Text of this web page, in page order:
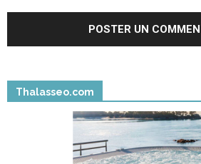
Thalasseo.com